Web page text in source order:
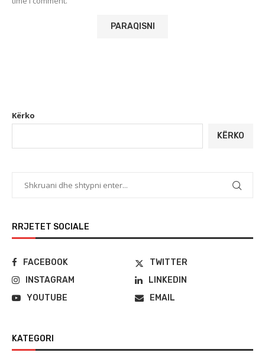
Kërko
KËRKO
RRJETET SOCIALE
FACEBOOK
TWITTER
INSTAGRAM
LINKEDIN
YOUTUBE
EMAIL
KATEGORI